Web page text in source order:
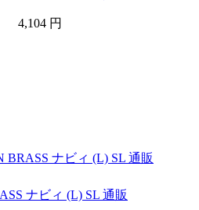
4,104 円
ナビィ (L) SL 通販